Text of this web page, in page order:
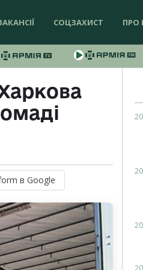
СОЦЗАХИСТ ПРО
в Google